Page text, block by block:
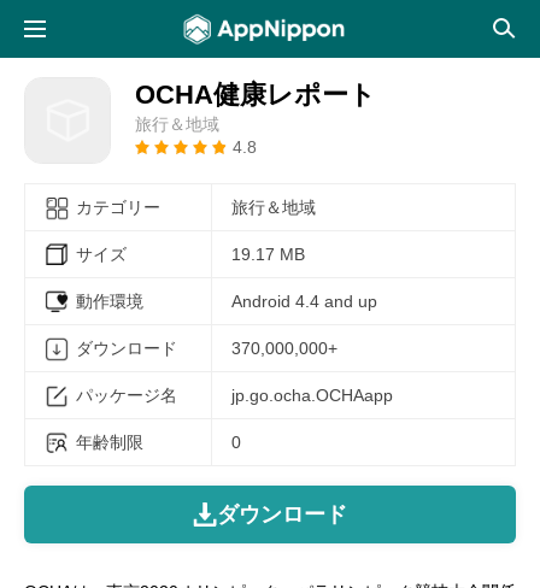
OCHA健康レポート
旅行＆地域
4.8
カテゴリー 旅行＆地域
サイズ 19.17 MB
動作環境 Android 4.4 and up
ダウンロード 370,000,000+
パッケージ名 jp.go.ocha.OCHAapp
年齢制限 0
ダウンロード